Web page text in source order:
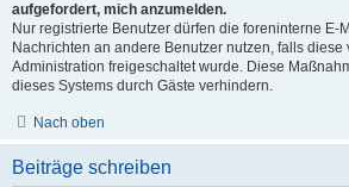
aufgefordert, mich anzumelden.
Nur registrierte Benutzer dürfen die foreninterne E-
Nachrichten an andere Benutzer nutzen, falls diese
Administration freigeschaltet wurde. Diese
dieses Systems durch Gäste verhindern.
Nach oben
Beiträge schreiben